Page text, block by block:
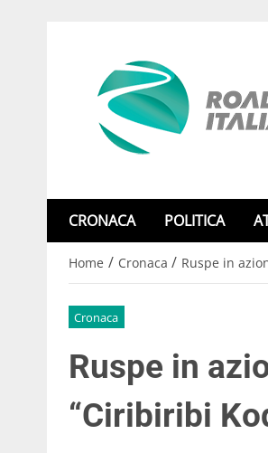
CRONACA POLITICA
Home / Cronaca / Ruspe in
Cronaca
Ruspe in
“Ciribiribi